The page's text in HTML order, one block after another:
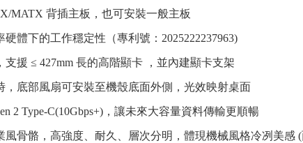
MATX 背插主板，也可安裝一般主板
體下的工作穩定性（專利號：2025222237963)
支援 ≤ 427mm 長的高階顯卡 ，並內建顯卡支架
，底部風扇可安裝至機殼底面外側，光效映射桌面
2 Type-C(10Gbps+)，讓未來大容量資料傳輸更順暢
風骨骼，高強度、耐久、層次分明，體現機械風格冷冽美感